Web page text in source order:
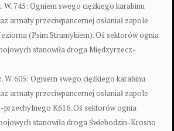
W. 745: Ogniem swego ciężkiego karabinu
armaty przeciwpancernej osłaniał zapole
(Psim Strumykiem). Oś sektorów ognia
stanowiła droga Międzyrzecz-
W. 605: Ogniem swego ciężkiego karabinu
armaty przeciwpancernej osłaniał zapole
przechylnego K616. Oś sektorów ognia
stanowiła droga Świebodzin-Krosno